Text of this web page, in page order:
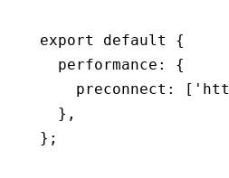
export default
{
  performance
:
{
    preconnect
: [
  }
,
};